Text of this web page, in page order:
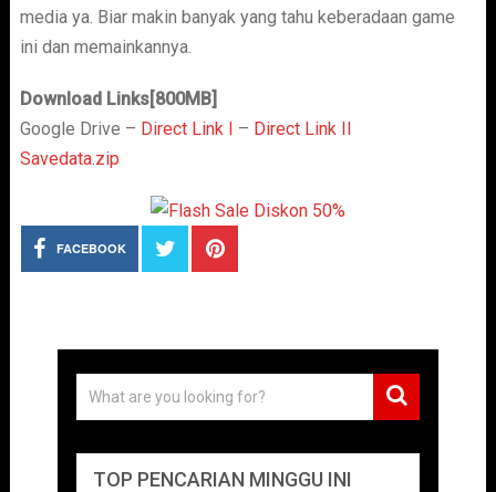
media ya. Biar makin banyak yang tahu keberadaan game
ini dan memainkannya.
Download Links[800MB]
Google Drive – Direct Link I – Direct Link II
Savedata.zip
FACEBOOK
TOP PENCARIAN MINGGU INI